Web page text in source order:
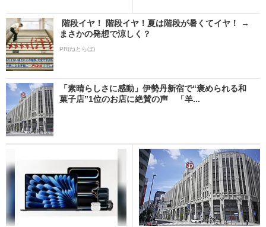
階段イヤ！ 階段イヤ！夏は階段が暑くてイヤ！ →
まさかの発想で涼しく？
PR(ねとらぼ)
「素晴らしさに感動」伊勢丹新宿で“褒められる和
菓子店”1位のお店に絶賛の声 「羊...